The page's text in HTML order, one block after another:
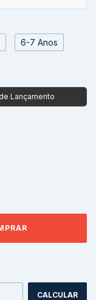
6-7 Anos
CALCULAR